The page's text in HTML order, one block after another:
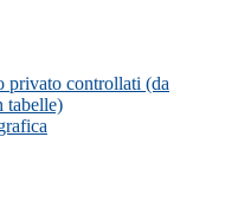
privato controllati (da
tabelle)